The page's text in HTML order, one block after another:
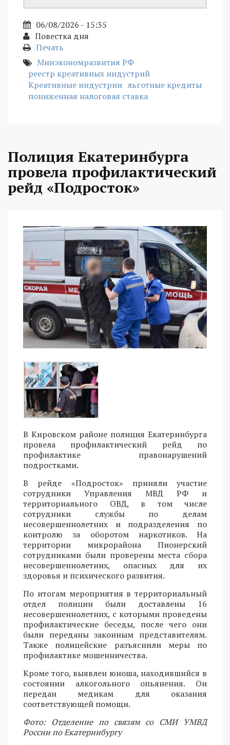
06/08/2026 - 15:35
Повестка дня
Печать
Минэкономразвития РФ
реестр креативных индустрий
Креативные индустрии льготные кредиты
пониженная налоговая ставка
Полиция Екатеринбурга
провела профилактический
рейд «Подросток»
В Кировском районе полиция Екатеринбурга
провела профилактический рейд по
профилактике правонарушений
подростками.
В рейде «Подросток» приняли участие
сотрудники Управления МВД РФ и
территориального ОВД, в том числе
сотрудники службы по делам
несовершеннолетних и подразделения по
контролю за оборотом наркотиков. На
территории микрорайона Пионерский
сотрудниками были проверены места сбора
несовершеннолетних, опасных для их
здоровья и психического развития.
По итогам мероприятия в территориальный
отдел полиции были доставлены 16
несовершеннолетних, с которыми проведены
профилактические беседы, после чего они
были переданы законным представителям.
Также полицейские разъяснили меры по
профилактике мошенничества.
Кроме того, выявлен юноша, находившийся в
состоянии алкогольного опьянения. Он
передан медикам для оказания
соответствующей помощи.
Фото: Отделение по связям со СМИ УМВД
России по Екатеринбургу